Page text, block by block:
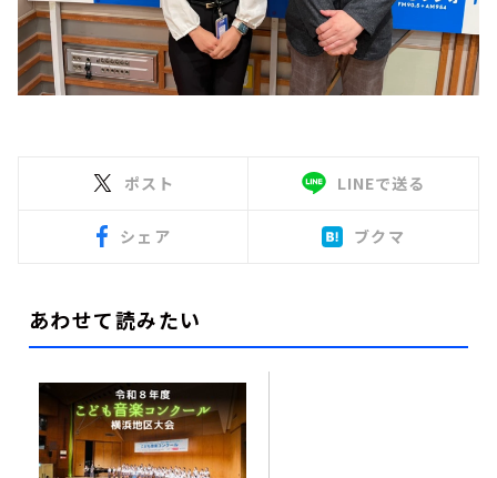
ポスト LINEで送る
シェア ブクマ
あわせて読みたい